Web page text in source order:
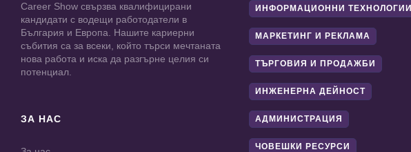
Career Show свързва квалифицирани
кандидати с водещи работодатели в
България и Европа. Нашите кариерни
събития са за всеки, който търси мечтаната
нова работа и иска да разгърне целия си
потенциал.
ЗА НАС
ИНФОРМАЦИОННИ ТЕХНОЛОГИИ
МАРКЕТИНГ И РЕКЛАМА
ТЪРГОВИЯ И ПРОДАЖБИ
ИНЖЕНЕРНА ДЕЙНОСТ
АДМИНИСТРАЦИЯ
ЧОВЕШКИ РЕСУРСИ